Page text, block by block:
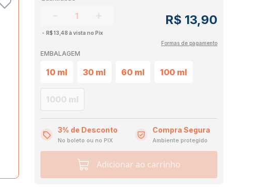
R$ 13,90
R$ 13,48 à vista no Pix
Formas de pagamento
EMBALAGEM
10 ml 30 ml 60 ml 100 ml
1000 ml
3% de Desconto
No boleto ou no PIX
Compra Segura
Ambiente protegido
Adicionar ao carrinho